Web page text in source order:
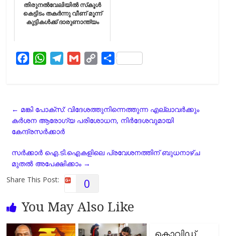
തിരുനല്‍വേലിയില്‍ സ്‌കൂള്‍
കെട്ടിടം തകര്‍ന്നു വീണ് മൂന്ന്
കുട്ടികൾക്ക് ദാരുണാന്ത്യം
b
o
o
k
W
s
A
p
p
g
r
a
m
l
L
i
k
S
e
← മങ്കി പോക്‌സ്: വിദേശത്തുനിന്നെത്തുന്ന എല്ലാവര്‍ക്കും
കര്‍ശന ആരോഗ്യ പരിശോധന, നിര്‍ദേശവുമായി
കേന്ദ്രസര്‍ക്കാര്‍
സര്‍ക്കാര്‍ ഐ.ടി.ഐകളിലെ പ്രവേശനത്തിന് ബുധനാഴ്ച
മുതല്‍ അപേക്ഷിക്കാം →
Share This Post:
0
You May Also Like
കൊവിഡ്